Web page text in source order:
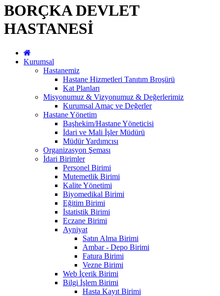
BORÇKA DEVLET
HASTANESİ
Kurumsal
Hastanemiz
Hastane Hizmetleri Tanıtım Broşürü
Kat Planları
Misyonumuz & Vizyonumuz & Değerlerimiz
Kurumsal Amaç ve Değerler
Hastane Yönetim
Başhekim/Hastane Yöneticisi
İdari ve Mali İşler Müdürü
Müdür Yardımcısı
Organizasyon Şeması
İdari Birimler
Personel Birimi
Mutemetlik Birimi
Kalite Yönetimi
Biyomedikal Birimi
Eğitim Birimi
İstatistik Birimi
Eczane Birimi
Ayniyat
Satın Alma Birimi
Ambar - Depo Birimi
Fatura Birimi
Vezne Birimi
Web İçerik Birimi
Bilgi İşlem Birimi
Hasta Kayıt Birimi